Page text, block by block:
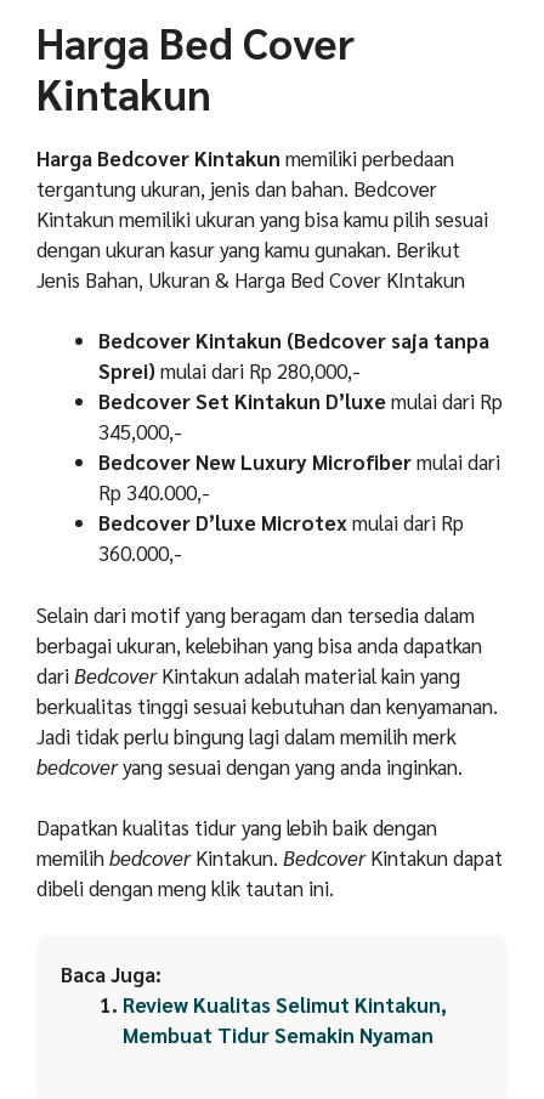
Harga Bed Cover
Kintakun
Harga Bedcover Kintakun memiliki perbedaan
tergantung ukuran, jenis dan bahan. Bedcover
Kintakun memiliki ukuran yang bisa kamu pilih sesuai
dengan ukuran kasur yang kamu gunakan. Berikut
Jenis Bahan, Ukuran & Harga Bed Cover KIntakun
Bedcover Kintakun (Bedcover saja tanpa
Sprei)mulai dari Rp 280,000,-
Bedcover Set Kintakun D’luxemulai dari Rp
345,000,-
Bedcover New Luxury Microfibermulai dari
Rp 340.000,-
Bedcover D’luxe Microtexmulai dari Rp
360.000,-
Selain dari motif yang beragam dan tersedia dalam
berbagai ukuran, kelebihan yang bisa anda dapatkan
dariBedcoverKintakun adalah material kain yang
berkualitas tinggi sesuai kebutuhan dan kenyamanan.
Jadi tidak perlu bingung lagi dalam memilih merk
bedcoveryang sesuai dengan yang anda inginkan.
Dapatkan kualitas tidur yang lebih baik dengan
memilihbedcoverKintakun. BedcoverKintakun dapat
dibeli dengan meng klik tautan ini.
Baca Juga:
Review Kualitas Selimut Kintakun,
Membuat Tidur Semakin Nyaman